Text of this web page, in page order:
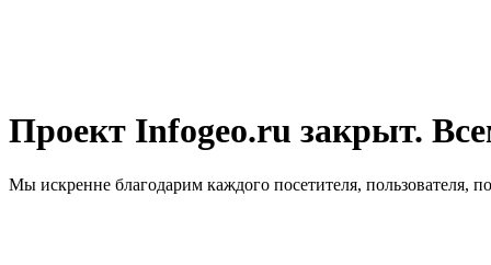
Проект Infogeo.ru закрыт.
Мы искренне благодарим каждого посетителя, пользователя,